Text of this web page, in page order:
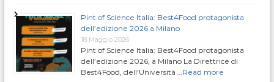
n
e
a
Pint of Science Italia: Best4Food protagonista
dell’edizione 2026 a Milano
18 Maggio 2026
Pint of Science Italia: Best4Food protagonista
dell’edizione 2026, a Milano La Direttrice di
Best4Food, dell’Università … Read more